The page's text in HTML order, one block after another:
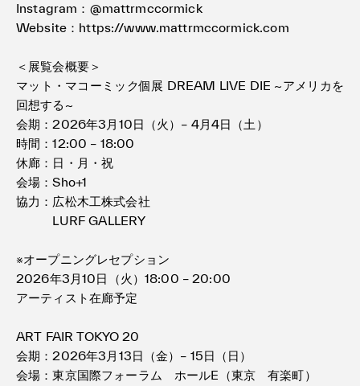
Instagram：@mattrmccormick
Website：https://www.mattrmccormick.com
＜展覧会概要＞
マット・マコーミック個展 DREAM LIVE DIE ~アメリカを
回想する~
会期：2026年3月10日（火）– 4月4日（土）
時間：12:00 – 18:00
休廊：日・月・祝
会場：Sho+1
協力：広松木工株式会社
LURF GALLERY
※オープニングレセプション
2026年3月10日（火）18:00 – 20:00
アーティスト在廊予定
ART FAIR TOKYO 20
会期：2026年3月13日（金）– 15日（日）
会場：東京国際フォーラム ホールE（東京 有楽町）